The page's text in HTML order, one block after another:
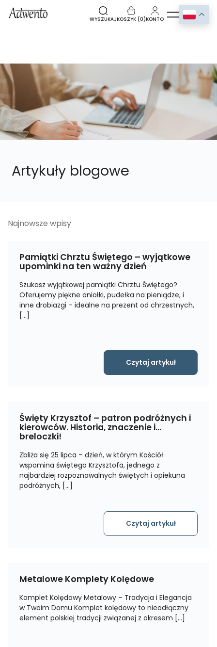
WYSZUKAJKOSZYK (0)KONTO
Artykuły blogowe
Najnowsze wpisy
Pamiątki Chrztu Świętego – wyjątkowe
upominki na ten ważny dzień
Szukasz wyjątkowej pamiątki Chrztu Świętego?
Oferujemy piękne aniołki, pudełka na pieniądze, i
inne drobiazgi – idealne na prezent od chrzestnych,
[…]
Czytaj artykuł
Święty Krzysztof – patron podróżnych i
kierowców. Historia, znaczenie i…
breloczki!
Zbliża się 25 lipca – dzień, w którym Kościół
wspomina świętego Krzysztofa, jednego z
najbardziej rozpoznawalnych świętych i opiekuna
podróżnych, […]
Czytaj artykuł
Metalowe Komplety Kolędowe
Komplet Kolędowy Metalowy – Tradycja i Elegancja
w Twoim Domu Komplet kolędowy to nieodłączny
element polskiej tradycji związanej z okresem […]